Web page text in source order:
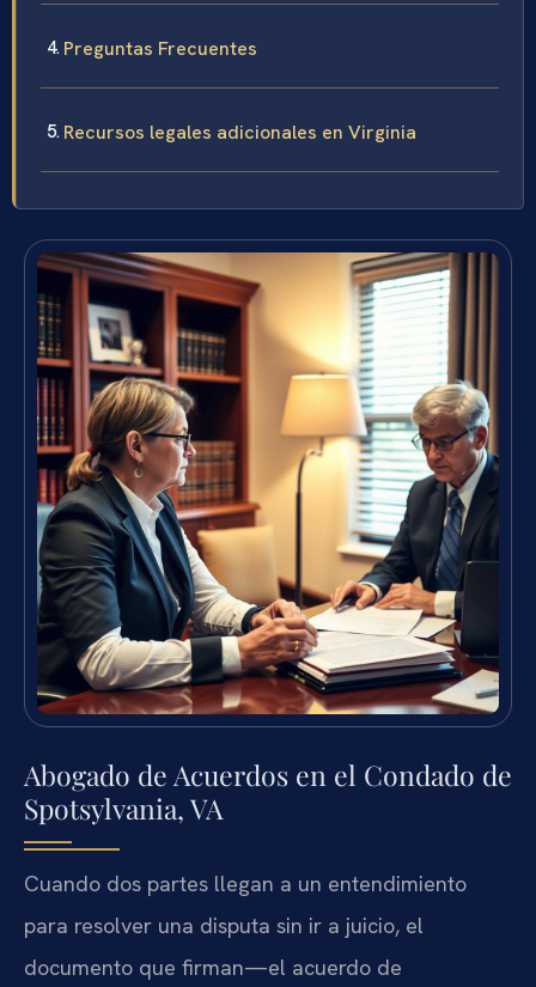
Preguntas Frecuentes
Recursos legales adicionales en Virginia
Abogado de Acuerdos en el Condado de
Spotsylvania, VA
Cuando dos partes llegan a un entendimiento
para resolver una disputa sin ir a juicio, el
documento que firman—el acuerdo de